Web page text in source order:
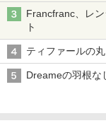
Francfranc、レ
ト
ティファールの
Dreameの羽根